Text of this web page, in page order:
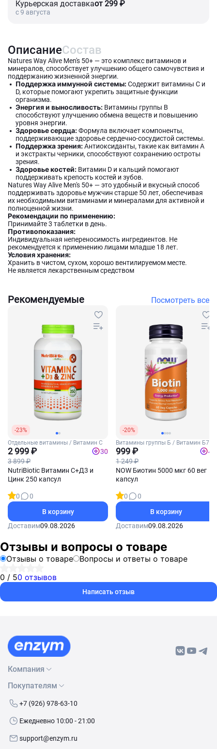
Курьерская доставкаот 299 ₽
c 9 августа
ОписаниеСостав
Natures Way Alive Men's 50+ — это комплекс витаминов и
минералов, способствует улучшению общего самочувствия и
поддержанию жизненной энергии.
Поддержка иммунной системы:Содержит витамины C и
D, которые помогают укрепить защитные функции
организма.
Энергия и выносливость: Витамины группы B
способствуют улучшению обмена веществ и повышению
уровня энергии.
Здоровье сердца:Формула включает компоненты,
поддерживающие здоровье сердечно-сосудистой системы.
Поддержка зрения:Антиоксиданты, такие как витамин A
и экстракты черники, способствуют сохранению остроты
зрения.
Здоровье костей: Витамин D и кальций помогают
поддерживать крепость костей и зубов.
Natures Way Alive Men's 50+ — это удобный и вкусный способ
поддерживать здоровье мужчин старше 50 лет, обеспечивая
их необходимыми витаминами и минералами для активной и
полноценной жизни.
Рекомендации по применению:
Принимайте 3 таблетки в день.
Противопоказания:
Индивидуальная непереносимость ингредиентов. Не
рекомендуется к применению лицами младше 18 лет.
Условия хранения:
Хранить в чистом, сухом, хорошо вентилируемом месте.
Не является лекарственным средством
Рекомендуемые Посмотреть все
-23%
Отдельные витамины / Витамин С
2 999 ₽
3 899 ₽
30
NutriBiotic Витамин С+Д3 и
Цинк 250 капсул
0
0
В корзину
Доставим09.08.2026
-20%
Витамины группы Б / Витамин Б7
(Биотин)
999 ₽
1 249 ₽
40
NOW Биотин 5000 мкг 60 вег
капсул
0
0
В корзину
Доставим09.08.2026
Отзывы и вопросы о товаре
Отзывы о товаре
Вопросы и ответы о товаре
0 / 50 отзывов
Написать отзыв
Компания
О нас
Бренды
Контакты
Покупателям
Как сделать заказ
Условия доставки
+7 (926) 978-63-10
Ежедневно 10:00 - 21:00
support@enzym.ru